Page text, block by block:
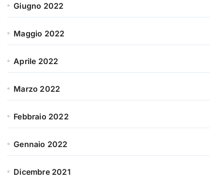
Giugno 2022
Maggio 2022
Aprile 2022
Marzo 2022
Febbraio 2022
Gennaio 2022
Dicembre 2021